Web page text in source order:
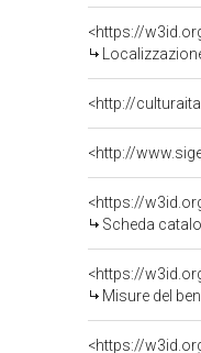
<https://
<http://
<http://
<https://
Scheda
<https://
Misure del
<https://